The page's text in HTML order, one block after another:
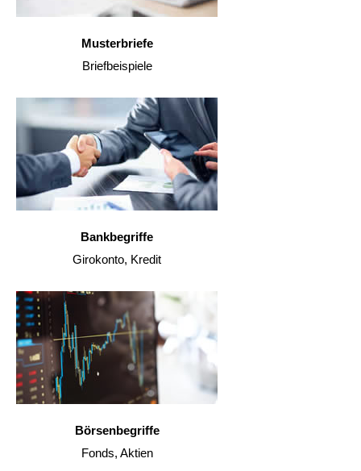
Musterbriefe
Briefbeispiele
Bankbegriffe
Girokonto, Kredit
Börsenbegriffe
Fonds, Aktien